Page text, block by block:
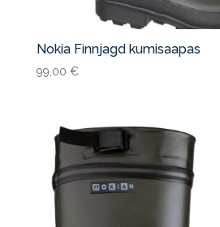
Nokia Finnjagd kumisaapas
99,00 €